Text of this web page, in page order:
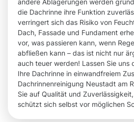
andere Ablagerungen werden
die Dachrinne ihre Funktion
verringert sich das Risiko von
Dach, Fassade und Fundament
vor, was passieren kann, wenn
abfließen kann – das ist nicht nur
auch teuer werden! Lassen Sie uns
Ihre Dachrinne in einwandfreiem
Dachrinnenreinigung Neustadt am
Sie auf Qualität und
schützt sich selbst vor möglichen